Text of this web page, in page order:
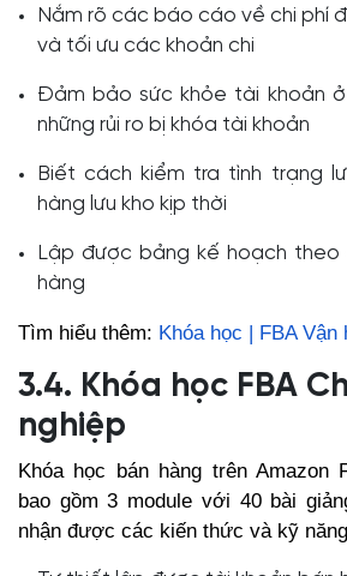
Nắm rõ các báo cáo về chi phí
và tối ưu các khoản chi
Đảm bảo sức khỏe tài khoản
những rủi ro bị khóa tài khoản
Biết cách kiểm tra tình trạng
hàng lưu kho kịp thời
Lập được bảng kế hoạch theo
hàng
Tìm hiểu thêm: Khóa học | FBA Vận
3.4. Khóa học FBA
nghiệp
Khóa học bán hàng trên Amazon
bao gồm 3 module với 40 bài
nhận được các kiến thức và kỹ